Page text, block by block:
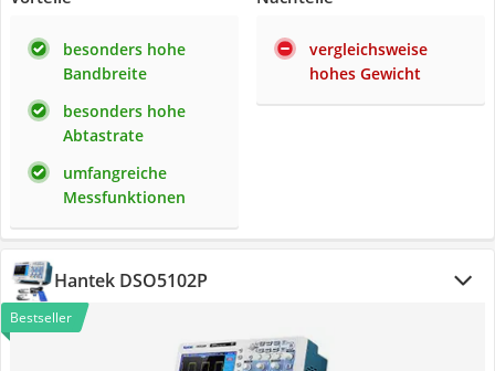
besonders hohe
Bandbreite
besonders hohe
Abtastrate
umfangreiche
Messfunktionen
vergleichsweise
hohes Gewicht
Hantek DSO5102P
Bestseller